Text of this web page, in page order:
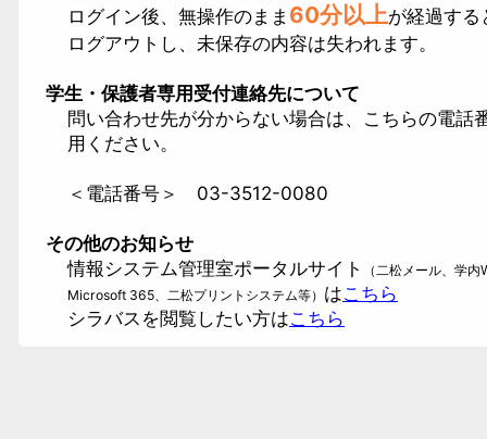
ログイン後、無操作のまま 60分以上が経過する
ログアウトし、未保存の内容は失われます。
学生・保護者専用受付連絡先について
問い合わせ先が分からない場合は、こちらの電話
用ください。
＜電話番号＞ 03-3512-0080
その他のお知らせ
情報システム管理室ポータルサイト
（二松メール、学
Microsoft 365、二松プリントシステム等） はこちら
シラバスを閲覧したい方はこちら